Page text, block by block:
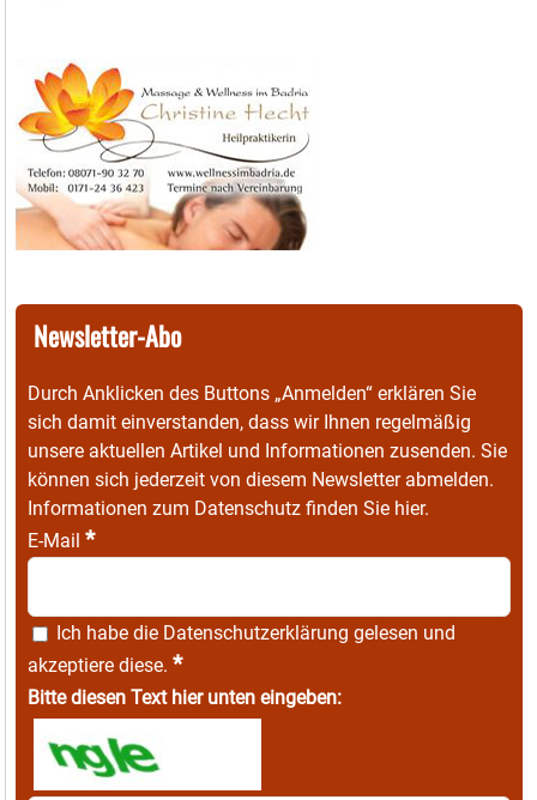
Newsletter-Abo
Durch Anklicken des Buttons „Anmelden“ erklären Sie
sich damit einverstanden, dass wir Ihnen regelmäßig
unsere aktuellen Artikel und Informationen zusenden. Sie
können sich jederzeit von diesem Newsletter abmelden.
Informationen zum Datenschutz finden Sie hier.
E-Mail *
Ich habe die Datenschutzerklärung gelesen und
akzeptiere diese. *
Bitte diesen Text hier unten eingeben: